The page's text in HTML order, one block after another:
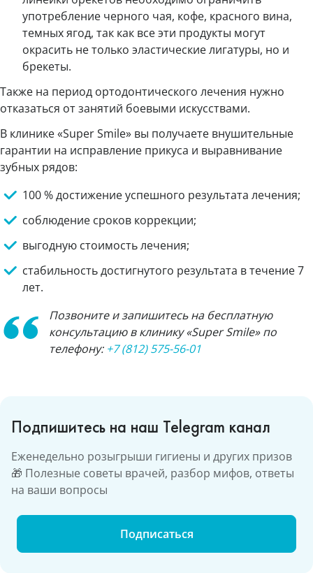
употребление черного чая, кофе, красного вина,
темных ягод, так как все эти продукты могут
окрасить не только эластические лигатуры, но и
брекеты.
Также на период ортодонтического лечения нужно
отказаться от занятий боевыми искусствами.
В клинике «Super Smile» вы получаете внушительные
гарантии на исправление прикуса и выравнивание
зубных рядов:
100 % достижение успешного результата лечения;
соблюдение сроков коррекции;
выгодную стоимость лечения;
стабильность достигнутого результата в течение 7
лет.
Позвоните и запишитесь на бесплатную
консультацию в клинику «Super Smile» по
телефону: +7 (812) 575-56-01
Подпишитесь на наш Telegram канал
Еженедельно розыгрыши гигиены и других призов
🎁 Полезные советы врачей, разбор мифов, ответы
на ваши вопросы
Подписаться